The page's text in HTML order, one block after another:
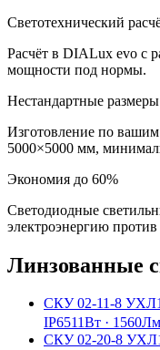
Светотехнический
Расчёт в DIALux evo с
мощности под нормы.
Нестандартные размеры
Изготовление по
5000×5000 мм,
Экономия до 60%
Светодиодные
электроэнергию
Линзованные
СКУ 02-11-8
IP6511Вт · 1560Лм
СКУ 02-20-8